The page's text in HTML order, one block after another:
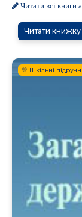
Читати всі книги
Читати книжку
💛 Шкільні